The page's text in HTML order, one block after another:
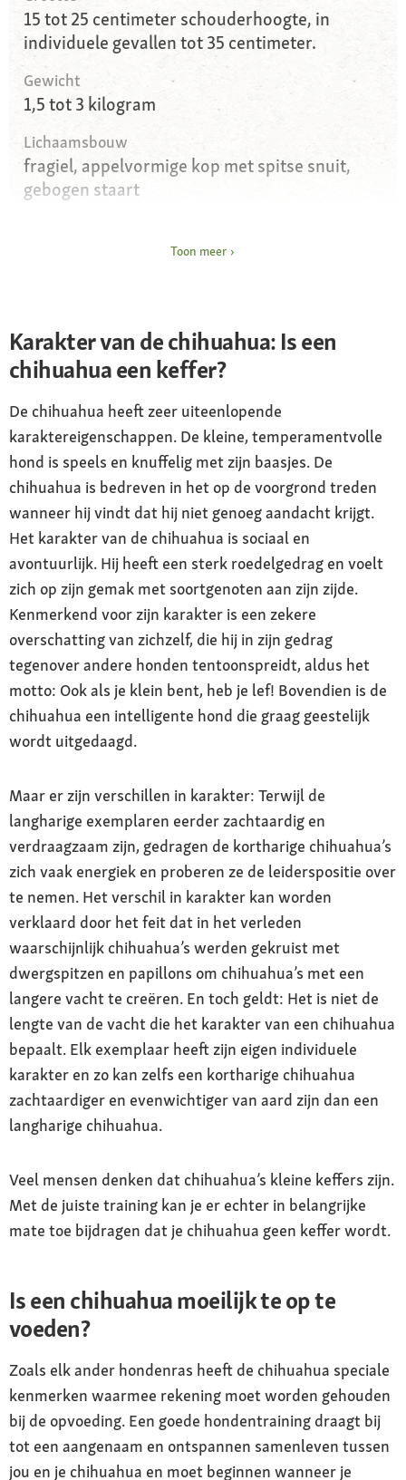
15 tot 25 centimeter schouderhoogte, in
individuele gevallen tot 35 centimeter.
Gewicht
1,5 tot 3 kilogram
Lichaamsbouw
fragiel, appelvormige kop met spitse snuit,
gebogen staart
disproportioneel groot, rond
Vacht en kleur
Lang- en kortharige rassen met weinig
ondervacht, zacht en zijdeachtig; alle kleuren
Speciale kenmerken
heeft het snel koud, deken aanbevolen om in
mandje te kruipen
Karakter
levendig, attent, knuffelig, neigt naar jaloezie
en overschatting van zichzelf
Verzorging
regelmatig borstelen, om de zes maanden
baden
Gezondheid
Gevoeligheid voor slikproblemen,
hypoglykemie, oogirritaties, verplaatsing van
Toon meer
Karakter van de chihuahua: Is een
chihuahua een keffer?
De chihuahua heeft zeer uiteenlopende
karaktereigenschappen. De kleine, temperamentvolle
hond is speels en knuffelig met zijn baasjes. De
chihuahua is bedreven in het op de voorgrond treden
wanneer hij vindt dat hij niet genoeg aandacht krijgt.
Het karakter van de chihuahua is sociaal en
avontuurlijk. Hij heeft een sterk roedelgedrag en voelt
zich op zijn gemak met soortgenoten aan zijn zijde.
Kenmerkend voor zijn karakter is een zekere
overschatting van zichzelf, die hij in zijn gedrag
tegenover andere honden tentoonspreidt, aldus het
motto: Ook als je klein bent, heb je lef! Bovendien is de
chihuahua een intelligente hond die graag geestelijk
wordt uitgedaagd.
Maar er zijn verschillen in karakter: Terwijl de
langharige exemplaren eerder zachtaardig en
verdraagzaam zijn, gedragen de kortharige chihuahua’s
zich vaak energiek en proberen ze de leiderspositie over
te nemen. Het verschil in karakter kan worden
verklaard door het feit dat in het verleden
waarschijnlijk chihuahua’s werden gekruist met
dwergspitzen en papillons om chihuahua’s met een
langere vacht te creëren. En toch geldt: Het is niet de
lengte van de vacht die het karakter van een chihuahua
bepaalt. Elk exemplaar heeft zijn eigen individuele
karakter en zo kan zelfs een kortharige chihuahua
zachtaardiger en evenwichtiger van aard zijn dan een
langharige chihuahua.
Veel mensen denken dat chihuahua’s kleine keffers zijn.
Met de juiste training kan je er echter in belangrijke
mate toe bijdragen dat je chihuahua geen keffer wordt.
Is een chihuahua moeilijk te op te
voeden?
Zoals elk ander hondenras heeft de chihuahua speciale
kenmerken waarmee rekening moet worden gehouden
bij de opvoeding. Een goede hondentraining draagt bij
tot een aangenaam en ontspannen samenleven tussen
jou en je chihuahua en moet beginnen wanneer je